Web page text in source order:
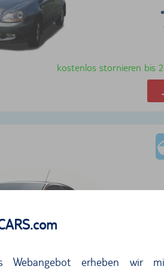
Webangebot erheben wir
kostenlos stornieren bis